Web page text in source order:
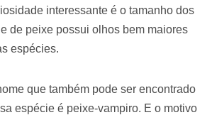
interessante é o tamanho dos
de peixe possui olhos bem maiores
espécies.
que também pode ser encontrado
espécie é peixe-vampiro. E o motivo